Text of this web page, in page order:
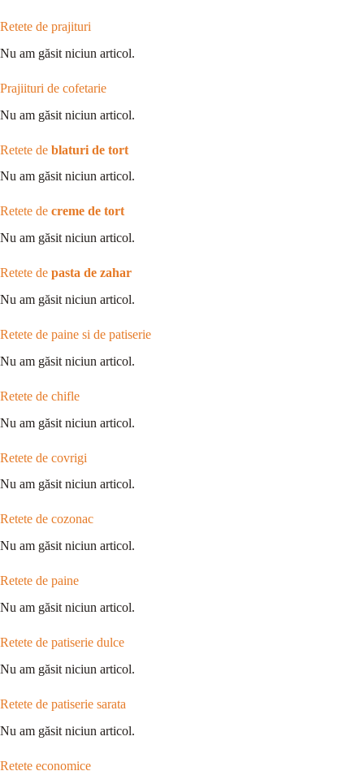
Retete de prajituri
Nu am găsit niciun articol.
Prajiituri de cofetarie
Nu am găsit niciun articol.
Retete de blaturi de tort
Nu am găsit niciun articol.
Retete de creme de tort
Nu am găsit niciun articol.
Retete de pasta de zahar
Nu am găsit niciun articol.
Retete de paine si de patiserie
Nu am găsit niciun articol.
Retete de chifle
Nu am găsit niciun articol.
Retete de covrigi
Nu am găsit niciun articol.
Retete de cozonac
Nu am găsit niciun articol.
Retete de paine
Nu am găsit niciun articol.
Retete de patiserie dulce
Nu am găsit niciun articol.
Retete de patiserie sarata
Nu am găsit niciun articol.
Retete economice